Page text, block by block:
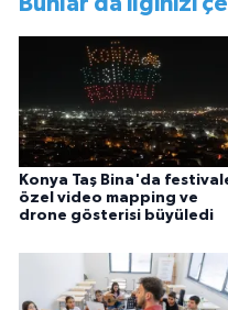
Konya Taş Bina'da
özel video mapping ve
drone gösterisi büyüledi